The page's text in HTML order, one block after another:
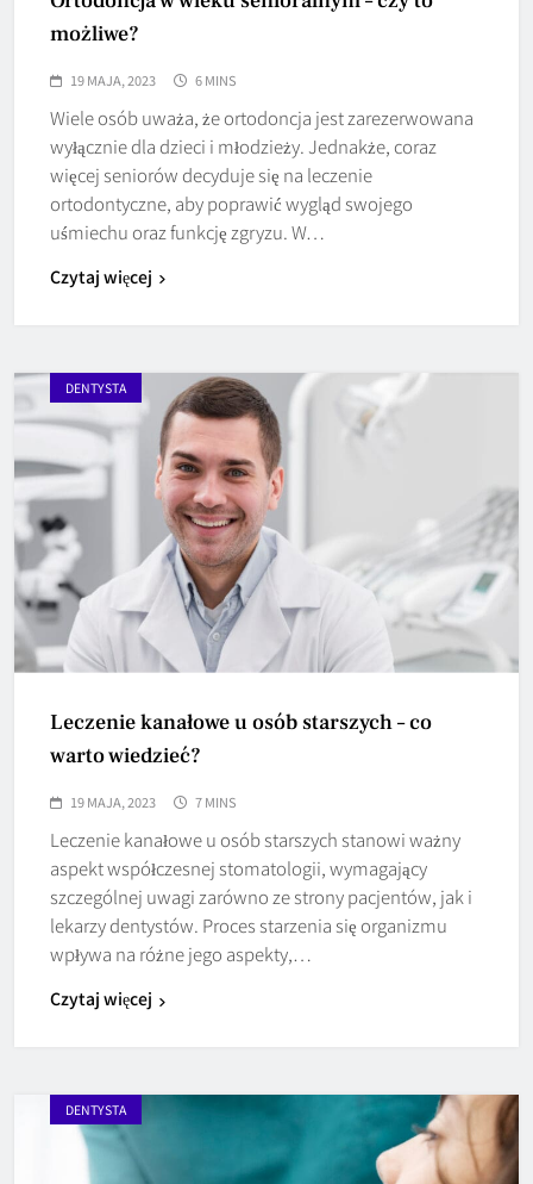
możliwe?
19 MAJA, 2023 6 MINS
Wiele osób uważa, że ortodoncja jest zarezerwowana
wyłącznie dla dzieci i młodzieży. Jednakże, coraz
więcej seniorów decyduje się na leczenie
ortodontyczne, aby poprawić wygląd swojego
uśmiechu oraz funkcję zgryzu. W…
Czytaj więcej
DENTYSTA
Leczenie kanałowe u osób starszych – co
warto wiedzieć?
19 MAJA, 2023 7 MINS
Leczenie kanałowe u osób starszych stanowi ważny
aspekt współczesnej stomatologii, wymagający
szczególnej uwagi zarówno ze strony pacjentów, jak i
lekarzy dentystów. Proces starzenia się organizmu
wpływa na różne jego aspekty,…
Czytaj więcej
DENTYSTA